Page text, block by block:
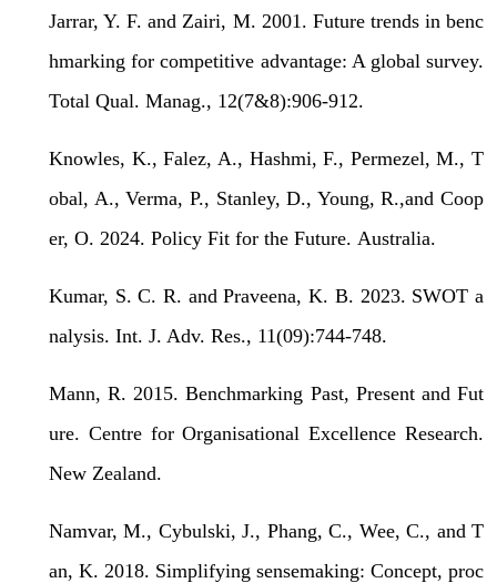
Jarrar, Y. F. and Zairi, M. 2001. Future trends in benc
hmarking for competitive advantage: A global survey.
Total Qual. Manag., 12(7&8):906-912.
Knowles, K., Falez, A., Hashmi, F., Permezel, M., T
obal, A., Verma, P., Stanley, D., Young, R.,and Coop
er, O. 2024. Policy Fit for the Future. Australia.
Kumar, S. C. R. and Praveena, K. B. 2023. SWOT a
nalysis. Int. J. Adv. Res., 11(09):744-748.
Mann, R. 2015. Benchmarking Past, Present and Fut
ure. Centre for Organisational Excellence Research.
New Zealand.
Namvar, M., Cybulski, J., Phang, C., Wee, C., and T
an, K. 2018. Simplifying sensemaking: Concept, proc